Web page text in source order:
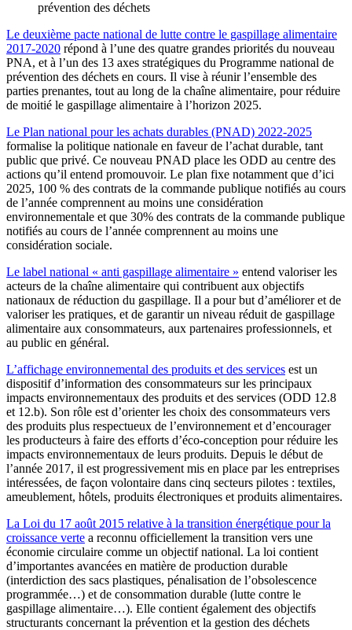
prévention des déchets
Le deuxième pacte national de lutte contre le gaspillage alimentaire
2017-2020 répond à l’une des quatre grandes priorités du nouveau
PNA, et à l’un des 13 axes stratégiques du Programme national de
prévention des déchets en cours. Il vise à réunir l’ensemble des
parties prenantes, tout au long de la chaîne alimentaire, pour réduire
de moitié le gaspillage alimentaire à l’horizon 2025.
Le Plan national pour les achats durables (PNAD) 2022-2025
formalise la politique nationale en faveur de l’achat durable, tant
public que privé. Ce nouveau PNAD place les ODD au centre des
actions qu’il entend promouvoir. Le plan fixe notamment que d’ici
2025, 100 % des contrats de la commande publique notifiés au cours
de l’année comprennent au moins une considération
environnementale et que 30% des contrats de la commande publique
notifiés au cours de l’année comprennent au moins une
considération sociale.
Le label national « anti gaspillage alimentaire » entend valoriser les
acteurs de la chaîne alimentaire qui contribuent aux objectifs
nationaux de réduction du gaspillage. Il a pour but d’améliorer et de
valoriser les pratiques, et de garantir un niveau réduit de gaspillage
alimentaire aux consommateurs, aux partenaires professionnels, et
au public en général.
L’affichage environnemental des produits et des services est un
dispositif d’information des consommateurs sur les principaux
impacts environnementaux des produits et des services (ODD 12.8
et 12.b). Son rôle est d’orienter les choix des consommateurs vers
des produits plus respectueux de l’environnement et d’encourager
les producteurs à faire des efforts d’éco-conception pour réduire les
impacts environnementaux de leurs produits. Depuis le début de
l’année 2017, il est progressivement mis en place par les entreprises
intéressées, de façon volontaire dans cinq secteurs pilotes : textiles,
ameublement, hôtels, produits électroniques et produits alimentaires.
La Loi du 17 août 2015 relative à la transition énergétique pour la
croissance verte a reconnu officiellement la transition vers une
économie circulaire comme un objectif national. La loi contient
d’importantes avancées en matière de production durable
(interdiction des sacs plastiques, pénalisation de l’obsolescence
programmée…) et de consommation durable (lutte contre le
gaspillage alimentaire…). Elle contient également des objectifs
structurants concernant la prévention et la gestion des déchets